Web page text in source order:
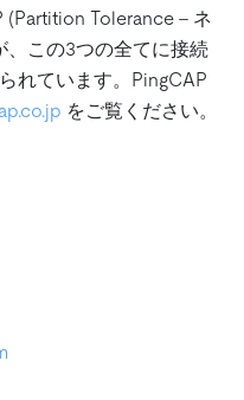
Tolerance – ネ
、この3つの全てに接続
れています。PingCAP
をご覧ください。